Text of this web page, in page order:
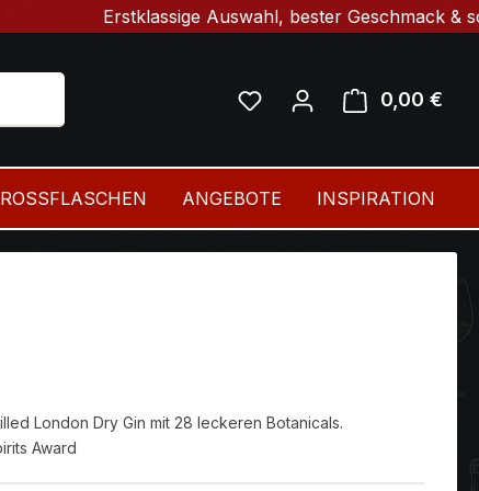
Erstklassige Auswahl, bester Geschmack &
0,00 €
ANGEBOTE INSPIRATION
London Dry Gin mit 28 leckeren Botanicals.
Award